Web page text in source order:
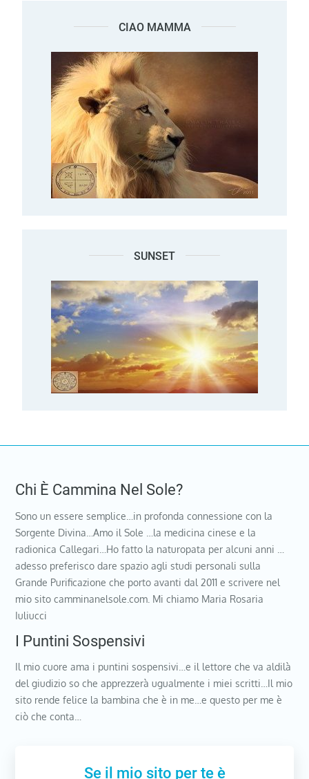
CIAO MAMMA
SUNSET
Chi È Cammina Nel Sole?
Sono un essere semplice…in profonda connessione con la
Sorgente Divina…Amo il Sole …la medicina cinese e la
radionica Callegari…Ho fatto la naturopata per alcuni anni …
adesso preferisco dare spazio agli studi personali sulla
Grande Purificazione che porto avanti dal 2011 e scrivere nel
mio sito camminanelsole.com. Mi chiamo Maria Rosaria
Iuliucci
I Puntini Sospensivi
Il mio cuore ama i puntini sospensivi…e il lettore che va aldilà
del giudizio so che apprezzerà ugualmente i miei scritti…Il mio
sito rende felice la bambina che è in me…e questo per me è
ciò che conta…
Se il mio sito per te è